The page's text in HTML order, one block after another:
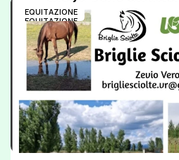
EQUITAZIONE
EQUITAZIONE